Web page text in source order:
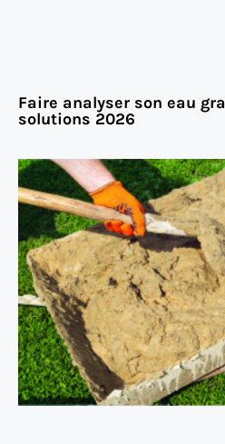
Faire analyser son eau
solutions 2026